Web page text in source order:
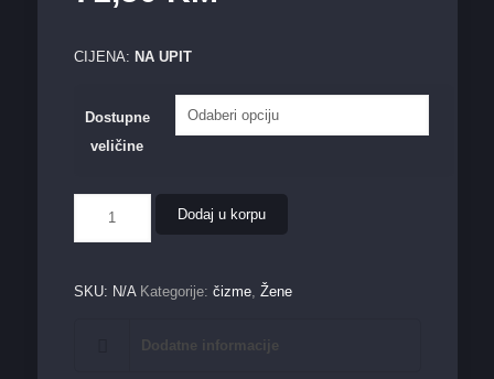
CIJENA: NA UPIT
Dostupne
veličine
čizma
56710
količina
Dodaj u korpu
SKU: N/A Kategorije: čizme, Žene
Dodatne informacije